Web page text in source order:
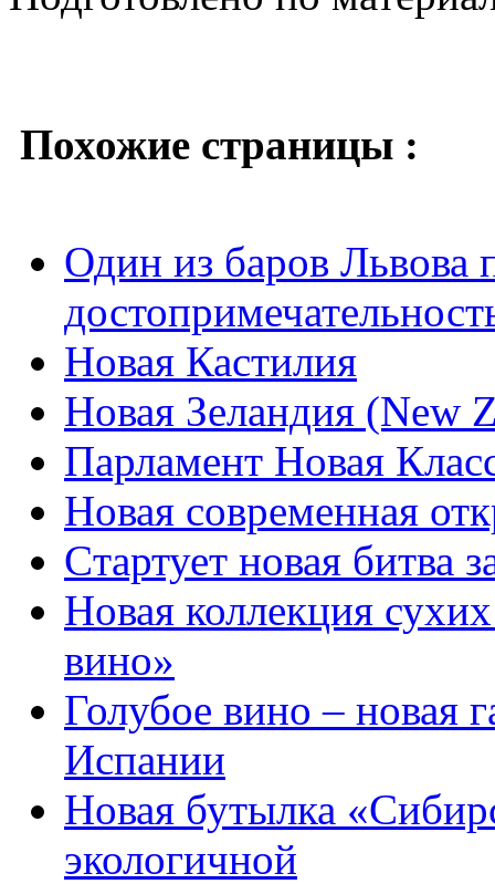
Похожие страницы :
Один из баров
Новая Кастилия
Новая Зеландия (New
Парламент Новая
Новая современная
Cтартует новая битва
Новая коллекция
вино»
Голубое вино – новая
Испании
Новая бутылка
экологичной